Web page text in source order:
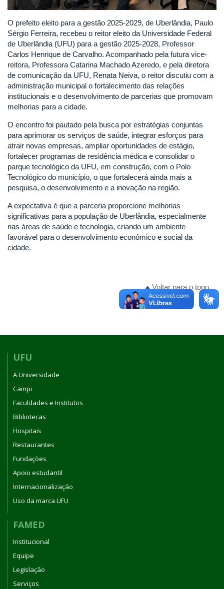
O prefeito eleito para a gestão 2025-2029, de Uberlândia, Paulo
Sérgio Ferreira, recebeu o reitor eleito da Universidade Federal
de Uberlândia (UFU) para a gestão 2025-2028, Professor
Carlos Henrique de Carvalho. Acompanhado pela futura vice-
reitora, Professora Catarina Machado Azeredo, e pela diretora
de comunicação da UFU, Renata Neiva, o reitor discutiu com a
administração municipal o fortalecimento das relações
institucionais e o desenvolvimento de parcerias que promovam
melhorias para a cidade.
O encontro foi pautado pela busca por estratégias conjuntas
para aprimorar os serviços de saúde, integrar esforços para
atrair novas empresas, ampliar oportunidades de estágio,
fortalecer programas de residência médica e consolidar o
parque tecnológico da UFU, em construção, com o Polo
Tecnológico do município, o que fortalecerá ainda mais a
pesquisa, o desenvolvimento e a inovação na região.
A expectativa é que a parceria proporcione melhorias
significativas para a população de Uberlândia, especialmente
nas áreas de saúde e tecnologia, criando um ambiente
favorável para o desenvolvimento econômico e social da
cidade.
Voltar para o topo
UFU
A Universidade
Campi
Faculdades e Institutos
Bibliotecas
Hospitais
Restaurantes
Fundações
Apoio estudantil
Internacionalização
Uso da marca UFU
FAMED
Institucional
Equipe
Legislação
Serviços